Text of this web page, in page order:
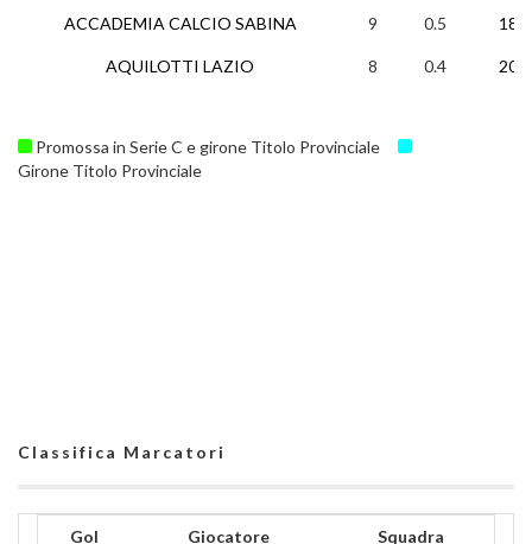
ACCADEMIA CALCIO SABINA
AQUILOTTI LAZIO
9 0.5 18
8 0.4 20
Promossa in Serie C e girone Titolo Provinciale
Girone Titolo Provinciale
Classifica Marcatori
Gol Giocatore Squadra